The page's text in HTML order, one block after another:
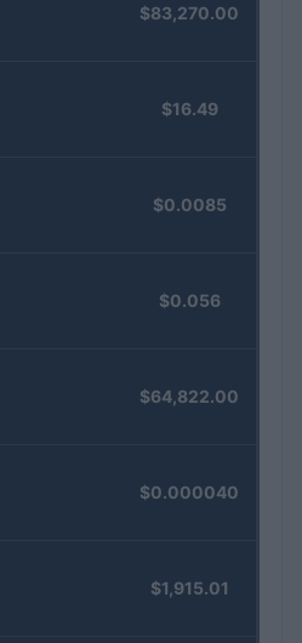
$83,270.00
$16.49
$0.0085
$0.056
$64,822.00
$0.000040
$1,915.01